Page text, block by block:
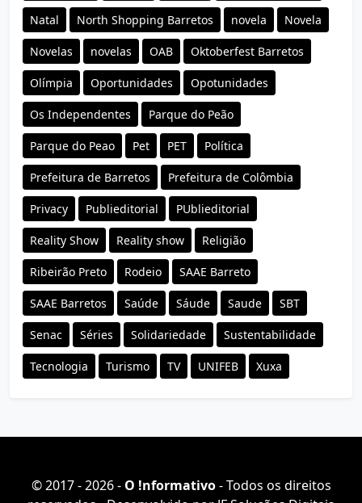
Natal North Shopping Barretos novela Novela
Novelas novelas OAB Oktoberfest Barretos
Olímpia Oportunidades Opotunidades
Os Independentes Parque do Peão
Parque do Peao Pet PET Política
Prefeitura de Barretos Prefeitura de Colômbia
Privacy Publieditorial PUblieditorial
Reality Show Reality show Religião
Ribeirão Preto Rodeio SAAE Barreto
SAAE Barretos Saúde Sáude Saude SBT
Senac Séries Solidariedade Sustentabilidade
Tecnologia Turismo TV UNIFEB Xuxa
© 2017 - 2026 - O ǃnformativo- Todos os direitos